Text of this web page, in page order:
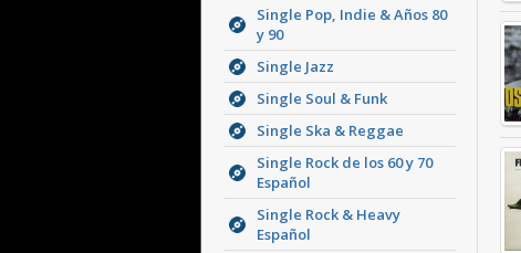
Single Pop, Indie & Años 80
y 90
Single Jazz
Single Soul & Funk
Single Ska & Reggae
Single Rock de los 60 y 70
Español
Single Rock & Heavy
Español